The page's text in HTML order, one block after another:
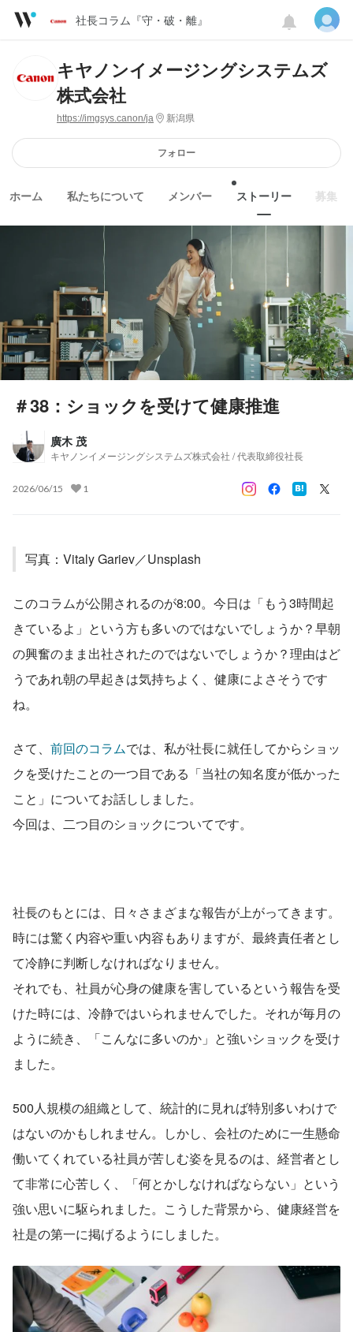
社長コラム『守・破・離』
キヤノンイメージングシステムズ
株式会社
https://imgsys.canon/ja 新潟県
フォロー
ホーム 私たちについて メンバー ストーリー 募集
＃38：ショックを受けて健康推進
廣木 茂
キヤノンイメージングシステムズ株式会社 / 代表取締役社長
2026/06/15 1
写真：Vitaly Gariev／Unsplash
このコラムが公開されるのが8:00。今日は「もう3時間起
きているよ」という方も多いのではないでしょうか？早朝
の興奮のまま出社されたのではないでしょうか？理由はど
うであれ朝の早起きは気持ちよく、健康によさそうです
ね。
さて、 前回のコラムでは、私が社長に就任してからショッ
クを受けたことの一つ目である「当社の知名度が低かった
こと」についてお話ししました。
今回は、二つ目のショックについてです。
社長のもとには、日々さまざまな報告が上がってきます。
時には驚く内容や重い内容もありますが、最終責任者とし
て冷静に判断しなければなりません。
それでも、社員が心身の健康を害しているという報告を受
けた時には、冷静ではいられませんでした。それが毎月の
ように続き、「こんなに多いのか」と強いショックを受け
ました。
500人規模の組織として、統計的に見れば特別多いわけで
はないのかもしれません。しかし、会社のために一生懸命
働いてくれている社員が苦しむ姿を見るのは、経営者とし
て非常に心苦しく、「何とかしなければならない」という
強い思いに駆られました。こうした背景から、健康経営を
社是の第一に掲げるようにしました。